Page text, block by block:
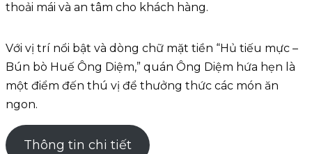
thoải mái và an tâm cho khách hàng.
Với vị trí nổi bật và dòng chữ mặt tiền “Hủ tiếu mực –
Bún bò Huế Ông Diệm,” quán Ông Diệm hứa hẹn là
một điểm đến thú vị để thưởng thức các món ăn
ngon.
Thông tin chi tiết